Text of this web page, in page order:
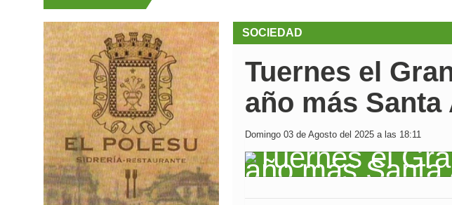
SOCIEDAD
Tuernes el
año más
Domingo 03 de Agosto del 2025 a las 18:11